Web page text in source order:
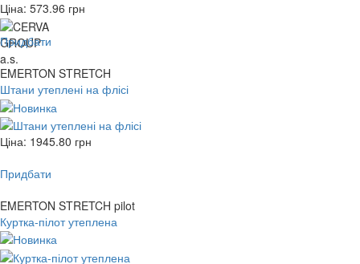
Ціна: 573.96 грн
Придбати
EMERTON STRETCH
Штани утеплені на флісі
Ціна: 1945.80 грн
Придбати
EMERTON STRETCH pilot
Куртка-пілот утеплена